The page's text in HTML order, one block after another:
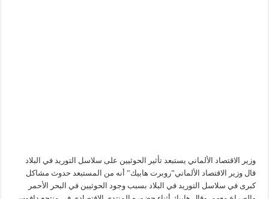
وزير الاقتصاد الألماني يستبعد تأثير الحوثيين على سلاسل التوريد في البلاد
قال وزير الاقتصاد الألماني”روبرت هابيك” أنه من المستبعد حدوث مشاكل
كبرى في سلاسل التوريد في البلاد بسبب وجود الحوثيين في البحر الأحمر